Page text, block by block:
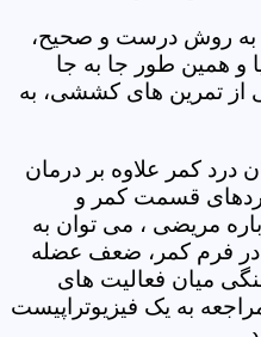
به روش درست و صحیح،
و همین طور جا به جا
از تمرین های کششی، به
درد کمر علاوه بر درمان
قسمت کمر و
مریضی ، می توان به
در فرم کمر، ضعف عضله
میان فعالیت های
به یک فیزیوتراپیست